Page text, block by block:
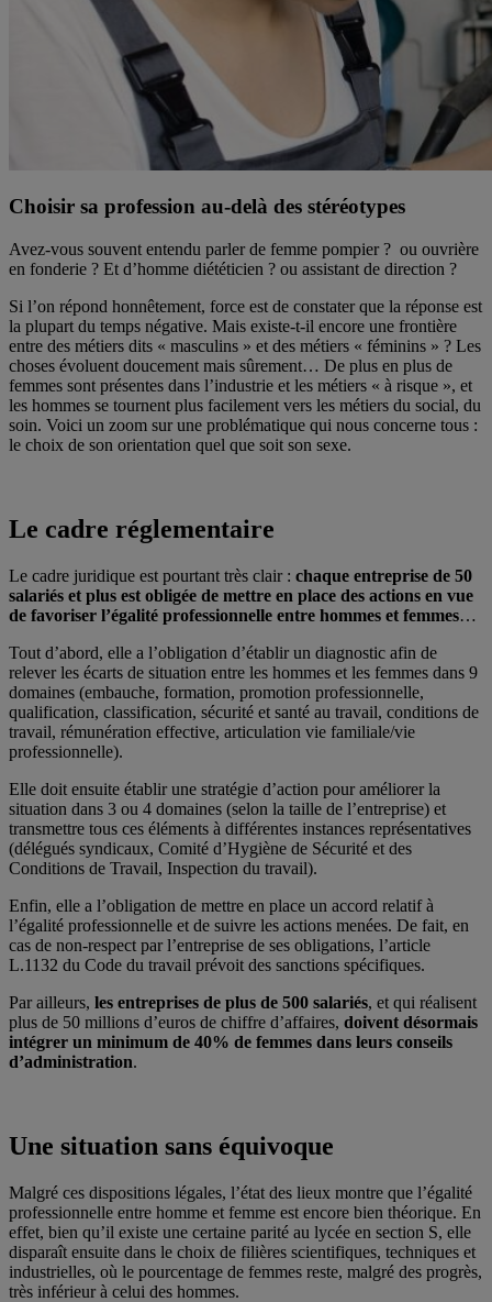
Choisir sa profession au-delà des stéréotypes
Avez-vous souvent entendu parler de femme pompier ? ou ouvrière
en fonderie ? Et d’homme diététicien ? ou assistant de direction ?
Si l’on répond honnêtement, force est de constater que la réponse est
la plupart du temps négative. Mais existe-t-il encore une frontière
entre des métiers dits « masculins » et des métiers « féminins » ? Les
choses évoluent doucement mais sûrement… De plus en plus de
femmes sont présentes dans l’industrie et les métiers « à risque », et
les hommes se tournent plus facilement vers les métiers du social, du
soin. Voici un zoom sur une problématique qui nous concerne tous :
le choix de son orientation quel que soit son sexe.
Le cadre réglementaire
Le cadre juridique est pourtant très clair : chaque entreprise de 50
salariés et plus est obligée de mettre en place des actions en vue
de favoriser l’égalité professionnelle entre hommes et femmes…
Tout d’abord, elle a l’obligation d’établir un diagnostic afin de
relever les écarts de situation entre les hommes et les femmes dans 9
domaines (embauche, formation, promotion professionnelle,
qualification, classification, sécurité et santé au travail, conditions de
travail, rémunération effective, articulation vie familiale/vie
professionnelle).
Elle doit ensuite établir une stratégie d’action pour améliorer la
situation dans 3 ou 4 domaines (selon la taille de l’entreprise) et
transmettre tous ces éléments à différentes instances représentatives
(délégués syndicaux, Comité d’Hygiène de Sécurité et des
Conditions de Travail, Inspection du travail).
Enfin, elle a l’obligation de mettre en place un accord relatif à
l’égalité professionnelle et de suivre les actions menées. De fait, en
cas de non-respect par l’entreprise de ses obligations, l’article
L.1132 du Code du travail prévoit des sanctions spécifiques.
Par ailleurs, les entreprises de plus de 500 salariés, et qui réalisent
plus de 50 millions d’euros de chiffre d’affaires, doivent désormais
intégrer un minimum de 40% de femmes dans leurs conseils
d’administration.
Une situation sans équivoque
Malgré ces dispositions légales, l’état des lieux montre que l’égalité
professionnelle entre homme et femme est encore bien théorique. En
effet, bien qu’il existe une certaine parité au lycée en section S, elle
disparaît ensuite dans le choix de filières scientifiques, techniques et
industrielles, où le pourcentage de femmes reste, malgré des progrès,
très inférieur à celui des hommes.